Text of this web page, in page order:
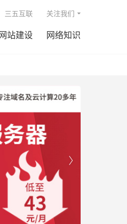
网站建设 网络知识
三五互联 关注我们
